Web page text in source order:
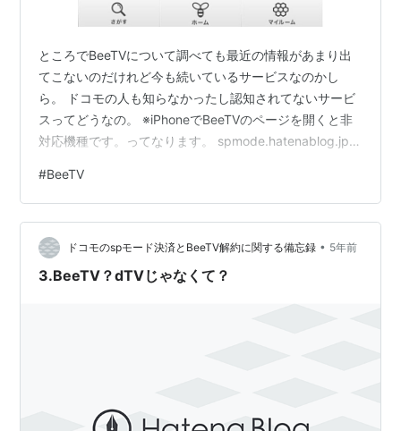
ところでBeeTVについて調べても最近の情報があまり出
てこないのだけれど今も続いているサービスなのかし
ら。 ドコモの人も知らなかったし認知されてないサービ
スってどうなの。 ※iPhoneでBeeTVのページを開くと非
対応機種です。ってなります。 spmode.hatenablog.jp
そういう情報を流すべきではないのかな〜 しかも今回自
分自身で気がついて解除手続きするまで料金は発生して
いたわけでしょ。 気づかなかったらそのまま継続課金さ
れていたわけで…こわ〜い わたしの知識が乏しいから
BeeTVにとってはかっこうのカモだよね カッコウなの
#BeeTV
ドコモのspモード決済とBeeTV解約に関する備忘録 • 5年前
3.BeeTV？dTVじゃなくて？